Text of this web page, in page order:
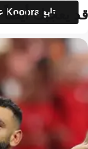
تابع Kooora على جوجل
قد يعجبك أيضاً